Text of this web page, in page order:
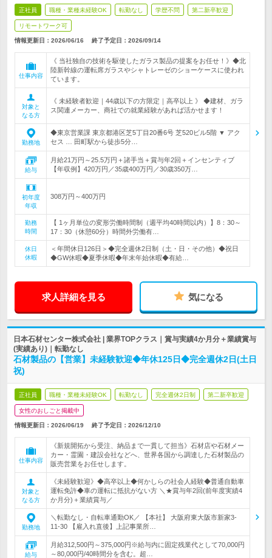
正社員 職種・業種未経験OK 転勤なし 学歴不問 第二新卒歓迎
リモートワーク可
情報更新日：2026/06/16 終了予定日： 2026/09/14
仕事内容
《 当社独自の技術を駆使したガラス製品の提案をお任せ！》◆北
陸新幹線の運転席ガラスやシャトレーゼのショーケースに使われ
ています。
対象と
なる方
《 未経験者歓迎｜44歳以下の方限定｜高卒以上 》 ◆建材、ガラ
ス関連メーカー、商社での就業経験があれば活かせます！
勤務地
◆東京営業課 東京都港区芝5丁目20番6号 芝520ビル5階 ▼ アク
セス … 田町駅から徒歩5分…
給与
月給21万円～25.5万円＋諸手当＋賞与年2回＋インセンティブ
【年収例】420万円／35歳400万円／30歳350万…
初年度
年収
308万円～400万円
勤務
時間
【 1ヶ月単位の変形労働時間制（週平均40時間以内）】8：30～
17：30（休憩60分）時間外労働有…
休日
休暇
＜年間休日126日＞◆完全週休2日制（土・日・その他）◆祝日
◆GW休暇◆夏季休暇◆年末年始休暇◆有給…
求人詳細を見る 気になる
日本石材センター株式会社 | 業界TOPクラス｜賞与実績4か月分＋業績賞与
(実績あり)｜転勤なし
石材製品の【営業】未経験歓迎◆年休125日◆完全週休2日(土日
祝)
正社員 職種・業種未経験OK 転勤なし 完全週休2日制 第二新卒歓迎
女性のおしごと掲載中
情報更新日：2026/06/19 終了予定日： 2026/12/10
仕事内容
《新規開拓から受注、納品まで一貫して担当》石材店や石材メー
カー・霊園・建設会社などへ、世界各国から調達した石材製品の
販売営業をお任せします。
対象と
なる方
《未経験歓迎》◆高卒以上◆何かしらの社会人経験◆普通自動車
運転免許◆車の運転に抵抗がない方 ＼★賞与年2回(前年度実績4
か月分)＋業績賞与／
勤務地
＼転勤なし・自転車通勤OK／ 【本社】 大阪府東大阪市新家3-
11-30 【雇入れ直後】上記事業所…
給与
月給312,500円～375,000円※給与内に固定残業代として70,000円
～80,000円/40時間分を含む。超…